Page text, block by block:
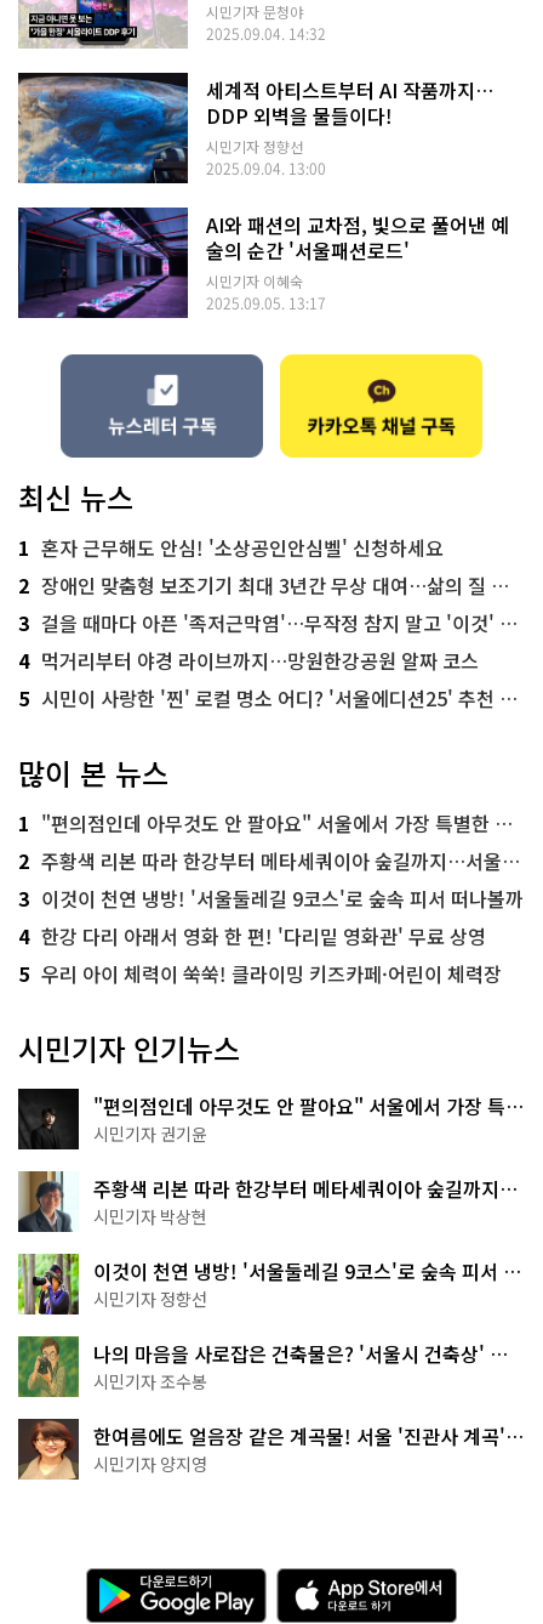
시민기자 문청야
2025.09.04. 14:32
세계적 아티스트부터 AI 작품까지…
DDP 외벽을 물들이다!
시민기자 정향선
2025.09.04. 13:00
AI와 패션의 교차점, 빛으로 풀어낸 예
술의 순간 '서울패션로드'
시민기자 이혜숙
2025.09.05. 13:17
최신 뉴스
1 혼자 근무해도 안심! '소상공인안심벨' 신청하세요
2 장애인 맞춤형 보조기기 최대 3년간 무상 대여…삶의 질 높인다
3 걸을 때마다 아픈 '족저근막염'…무작정 참지 말고 '이것' 해보세요!
4 먹거리부터 야경 라이브까지…망원한강공원 알짜 코스
5 시민이 사랑한 '찐' 로컬 명소 어디? '서울에디션25' 추천 코스
많이 본 뉴스
1 "편의점인데 아무것도 안 팔아요" 서울에서 가장 특별한 편의점의 정체
2 주황색 리본 따라 한강부터 메타세쿼이아 숲길까지…서울둘레길 15코스
3 이것이 천연 냉방! '서울둘레길 9코스'로 숲속 피서 떠나볼까
4 한강 다리 아래서 영화 한 편! '다리밑 영화관' 무료 상영
5 우리 아이 체력이 쑥쑥! 클라이밍 키즈카페·어린이 체력장
시민기자 인기뉴스
"편의점인데 아무것도 안 팔아요" 서울에서 가장 특별
한 편의점의 정체
시민기자 권기윤
주황색 리본 따라 한강부터 메타세쿼이아 숲길까지…
서울둘레길 15코스
시민기자 박상현
이것이 천연 냉방! '서울둘레길 9코스'로 숲속 피서 떠
나볼까
시민기자 정향선
나의 마음을 사로잡은 건축물은? '서울시 건축상' 수
상작 공개!
시민기자 조수봉
한여름에도 얼음장 같은 계곡물! 서울 '진관사 계곡'이
천국이네~
시민기자 양지영
다
운
로
A
p
p